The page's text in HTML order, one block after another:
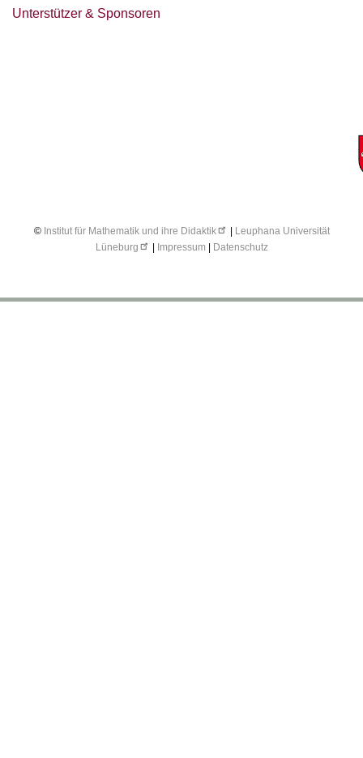
Unterstützer & Sponsoren
© Institut für Mathematik und ihre Didaktik | Leuphana Universität
Lüneburg
| Impressum| Datenschutz